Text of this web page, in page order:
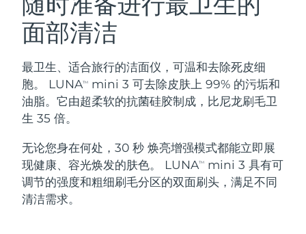
面部清洁
最卫生、适合旅行的洁面仪，可温和去除死皮细
胞。 LUNATM
mini 3 可去除皮肤上 99% 的污垢和
油脂。它由超柔软的抗菌硅胶制成，比尼龙刷毛卫
生 35 倍。
无论您身在何处，30 秒 焕亮增强模式都能立即展
现健康、容光焕发的肤色。 LUNATM
mini 3 具有可
调节的强度和粗细刷毛分区的双面刷头，满足不同
清洁需求。
LUNA™ 4 套装
Anti-aging massage
LUNA™ 4 Plus
Massage, LED heating
BEAR™ 2 套装
Microcurrent toning
BEAR™ 2 go
Microcurrent toning on-the-go
UFO™ 3 套装
Deep facial hydration
issa™ 4
Hybrid silicone sonic toothbrush
FAQ™ 抗老护理
巴林
比利时 预计送达日期 8/10/26
百慕大 预计送达日期 8/16/26
波斯尼亚和黑塞哥维那
文莱 预计送达日期8/15/26
保加利亚 预计送达日期8/10/26